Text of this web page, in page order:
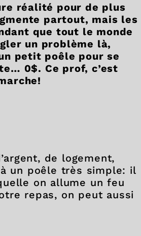
réalité pour de plus
partout, mais les
que tout le monde
un problème là,
petit poêle pour se
0$. Ce prof, c’est
de logement,
un poêle très simple: il
on allume un feu
repas, on peut aussi